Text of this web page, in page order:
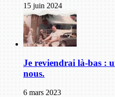
15 juin 2024
Je reviendrai là-bas :
nous.
6 mars 2023